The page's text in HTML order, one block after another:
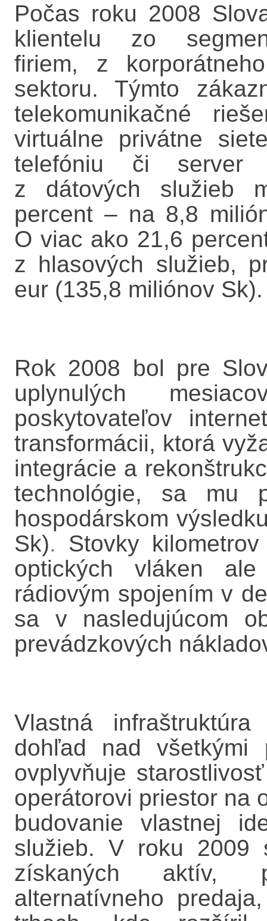
Počas roku 2008
klientelu zo
firiem, z
sektoru. Týmto
telekomunikačné
virtuálne privátne
telefóniu či server
z dátových služieb
percent – na 8,8
O viac ako 21,6
z hlasových služieb,
eur (135,8 miliónov Sk).
Rok 2008 bol pre
uplynulých
poskytovateľov
transformácii, ktorá
integrácie a
technológie, sa mu
hospodárskom
Sk). Stovky
optických vláken
rádiovým spojením v
sa v nasledujúcom
prevádzkových
Vlastná
dohľad nad všetkými
ovplyvňuje
operátorovi priestor na
budovanie vlastnej
služieb. V roku 2009
získaných aktív,
alternatívneho